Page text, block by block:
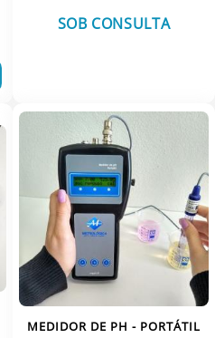
SOB CONSULTA
MEDIDOR DE PH - PORTÁTIL